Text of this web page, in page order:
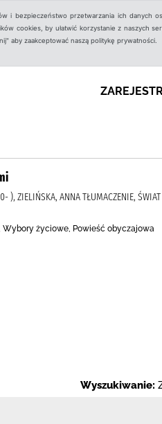
i bezpieczeństwo przetwarzania ich danych
cookies, by ułatwić korzystanie z naszych
aby zaakceptować naszą politykę prywatności.
), ZIELIŃSKA, ANNA TŁUMACZENIE,
Wybory życiowe, Powieść obyczajowa
Wyszukiwanie: